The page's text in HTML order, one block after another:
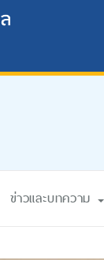
ข่าวและบทความ